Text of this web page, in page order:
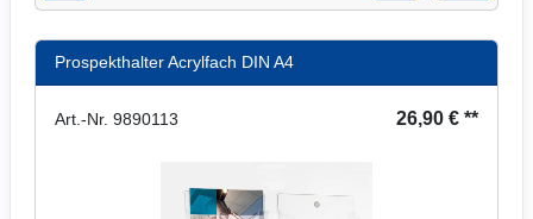
Prospekthalter Acrylfach DIN A4
Art.-Nr. 9890113 26,90 € **